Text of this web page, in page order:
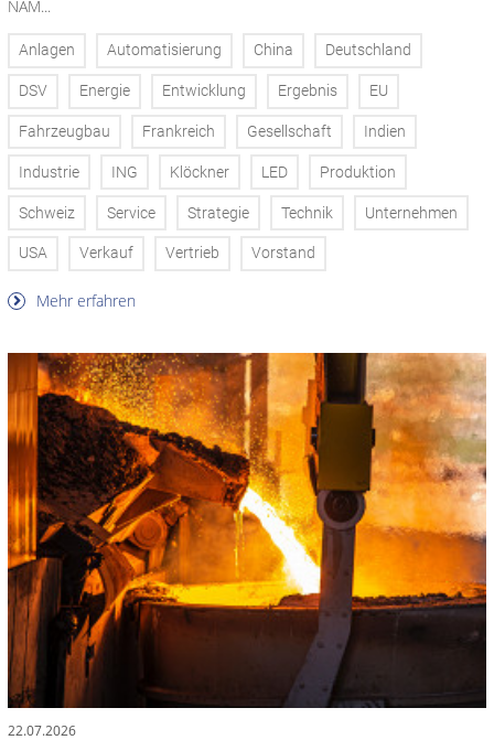
NAM...
Anlagen Automatisierung China Deutschland
DSV Energie Entwicklung Ergebnis EU
Fahrzeugbau Frankreich Gesellschaft Indien
Industrie ING Klöckner LED Produktion
Schweiz Service Strategie Technik Unternehmen
USA Verkauf Vertrieb Vorstand
Mehr erfahren
22.07.2026